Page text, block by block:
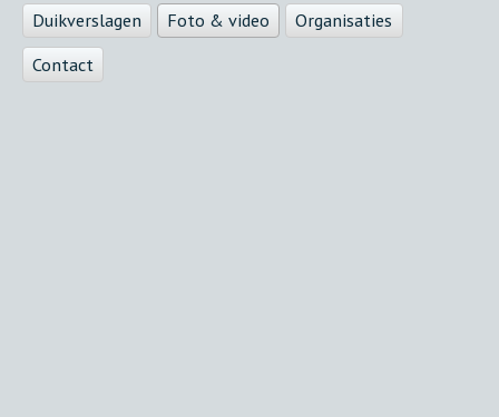
Duikverslagen
Foto & video
Organisaties
Contact